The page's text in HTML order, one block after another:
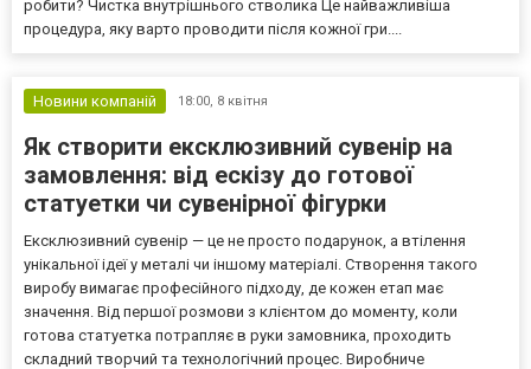
робити? Чистка внутрішнього стволика Це найважливіша
процедура, яку варто проводити після кожної гри....
Новини компаній 18:00, 8 квітня
Як створити ексклюзивний сувенір на
замовлення: від ескізу до готової
статуетки чи сувенірної фігурки
Ексклюзивний сувенір — це не просто подарунок, а втілення
унікальної ідеї у металі чи іншому матеріалі. Створення такого
виробу вимагає професійного підходу, де кожен етап має
значення. Від першої розмови з клієнтом до моменту, коли
готова статуетка потрапляє в руки замовника, проходить
складний творчий та технологічний процес. Виробниче